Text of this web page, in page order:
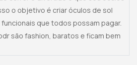
o objetivo é criar óculos de sol
que todos possam pagar.
são fashion, baratos e ficam bem